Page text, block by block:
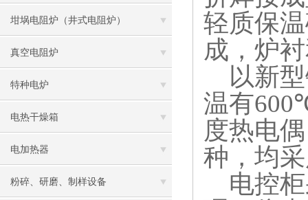
坩埚电阻炉（井式电阻炉）
真空电阻炉
特种电炉
电热干燥箱
电加热器
粉碎、研磨、制样设备
轻质保
成，炉
以新
温有600
度热电
种，均
电控